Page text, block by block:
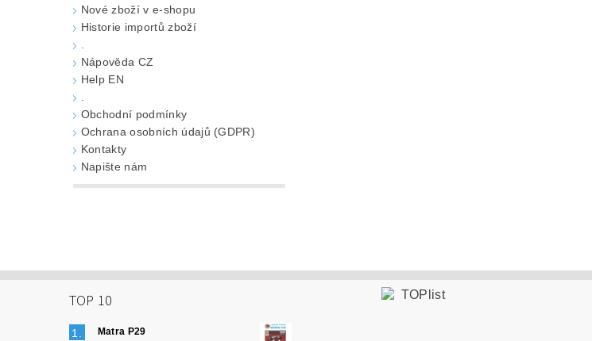
Nové zboží v e-shopu
Historie importů zboží
Nápověda CZ
Help EN
Obchodní podmínky
Ochrana osobních údajů (GDPR)
Kontakty
Napište nám
TOP 10
Matra P29